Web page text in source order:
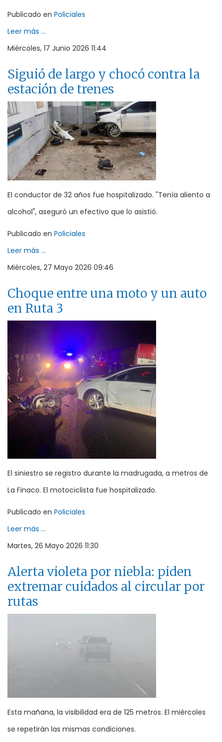
Publicado en Policiales
Leer más ...
Miércoles, 17 Junio 2026 11:44
Siguió de largo y chocó contra la
estación de trenes
El conductor de 32 años fue hospitalizado. "Tenía aliento a
alcohol", aseguró un efectivo que lo asistió.
Publicado en Policiales
Leer más ...
Miércoles, 27 Mayo 2026 09:46
Choque entre una moto y un auto
en Ruta 3
El siniestro se registro durante la madrugada, a metros de
La Finaco. El motociclista fue hospitalizado.
Publicado en Policiales
Leer más ...
Martes, 26 Mayo 2026 11:30
Alerta violeta por niebla: piden
extremar cuidados al circular por
rutas
Esta mañana, la visibilidad era de 125 metros. El miércoles
se repetirán las mismas condiciones.